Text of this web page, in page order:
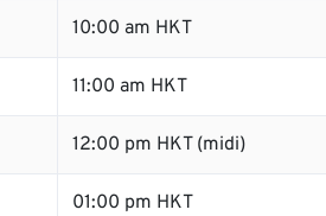
10:00 am HKT
11:00 am HKT
12:00 pm HKT (midi)
01:00 pm HKT